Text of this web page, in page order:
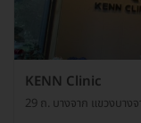
KENN Clinic
29 ถ. บางจาก แขวงบาง